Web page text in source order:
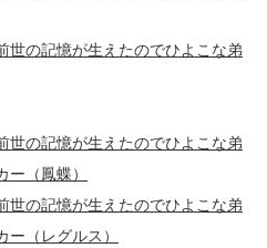
世の記憶が生えたのでひよこな弟
世の記憶が生えたのでひよこな弟
（鳳蝶）
世の記憶が生えたのでひよこな弟
（レグルス）